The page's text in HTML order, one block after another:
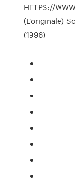
HTTPS://
(L'originale)
(1996)